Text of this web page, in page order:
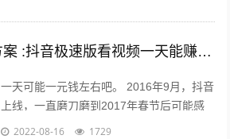
抖音短视频报价方案 :抖音极速版看视频一天能赚多少钱？
一天可能一元钱左右吧。 2016年9月，抖音
上线，一直磨刀磨到2017年春节后可能感
觉跑通了才大举压上资源，产品优秀的数据
2022-08-16 1729